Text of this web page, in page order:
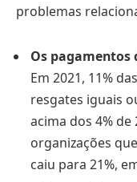
problemas
Os pagamentos
Em 2021, 11%
resgates iguais
acima dos 4%
organizações
caiu para 21%,